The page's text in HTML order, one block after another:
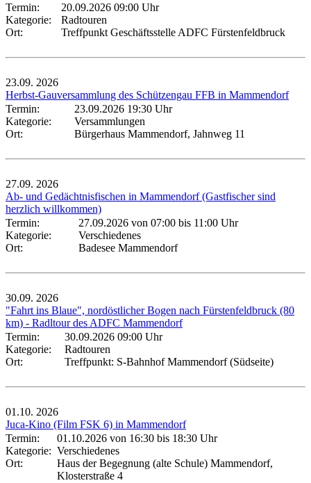
Termin:
20.09.2026 09:00 Uhr
Kategorie:
Radtouren
Ort:
Treffpunkt Geschäftsstelle ADFC Fürstenfeldbruck
23.09. 2026
Herbst-Gauversammlung des Schützengau FFB in Mammendorf
Termin:
23.09.2026 19:30 Uhr
Kategorie:
Versammlungen
Ort:
Bürgerhaus Mammendorf, Jahnweg 11
27.09. 2026
Ab- und Gedächtnisfischen in Mammendorf (Gastfischer sind
herzlich willkommen)
Termin:
27.09.2026 von 07:00 bis 11:00 Uhr
Kategorie:
Verschiedenes
Ort:
Badesee Mammendorf
30.09. 2026
"Fahrt ins Blaue", nordöstlicher Bogen nach Fürstenfeldbruck (80
km) - Radltour des ADFC Mammendorf
Termin:
30.09.2026 09:00 Uhr
Kategorie:
Radtouren
Ort:
Treffpunkt: S-Bahnhof Mammendorf (Südseite)
01.10. 2026
Juca-Kino (Film FSK 6) in Mammendorf
Termin:
01.10.2026 von 16:30 bis 18:30 Uhr
Kategorie: Verschiedenes
Ort:
Haus der Begegnung (alte Schule) Mammendorf,
Klosterstraße 4